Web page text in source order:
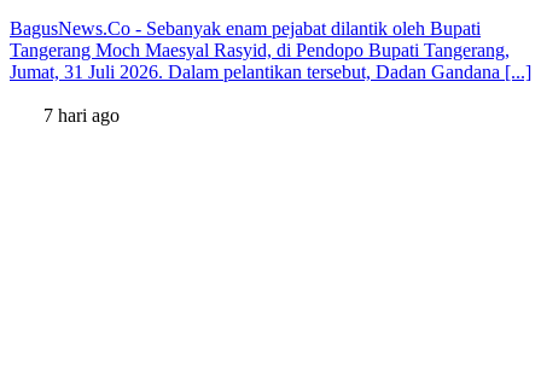
BagusNews.Co - Sebanyak enam pejabat dilantik oleh Bupati
Tangerang Moch Maesyal Rasyid, di Pendopo Bupati Tangerang,
Jumat, 31 Juli 2026. Dalam pelantikan tersebut, Dadan Gandana [...]
7 hari ago